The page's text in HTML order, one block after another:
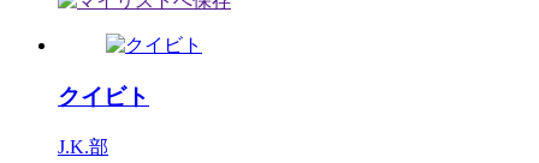
クイビト
J.K.部